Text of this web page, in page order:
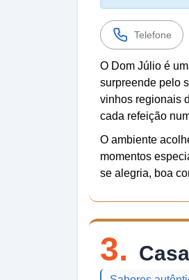
Telefone
O Dom Júlio é
surpreende pelo
vinhos regionais
cada refeição
O ambiente
momentos
se alegria, boa
3.